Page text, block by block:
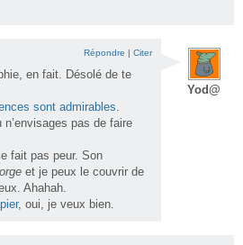
Yod@
Répondre | Citer
en fait. Désolé de te
sont admirables.
pas de faire
fait pas peur. Son
et je peux le couvrir de
Ahahah.
, oui, je veux bien.